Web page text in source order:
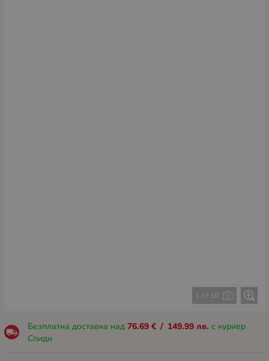
1 от 10
Безплатна доставка над 76.69 € / 149.99 лв. с куриер
Спиди